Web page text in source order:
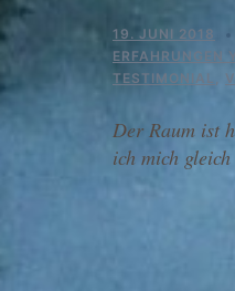
19. JUNI 2018
ERFAHRUNGEN
TESTIMONIAL
Der Raum ist
ich mich